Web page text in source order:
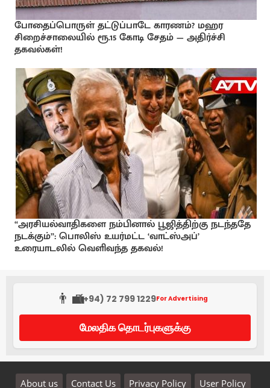
போதைப்பொருள் தட்டுப்பாடே காரணம்? மஹர
சிறைச்சாலையில் ரூ.15 கோடி சேதம் — அதிர்ச்சி
தகவல்கள்!
“அரசியல்வாதிகளை நம்பினால் பூஜித்திற்கு நடந்ததே
நடக்கும்”: பொலிஸ் உயர்மட்ட ‘வாட்ஸ்அப்’
உரையாடலில் வெளிவந்த தகவல்!
👨‍💼(+94) 72 799 1229For Advertising
மேலதிக தொடர்புகளுக்கு
About us Contact Us Privacy Policy User Policy